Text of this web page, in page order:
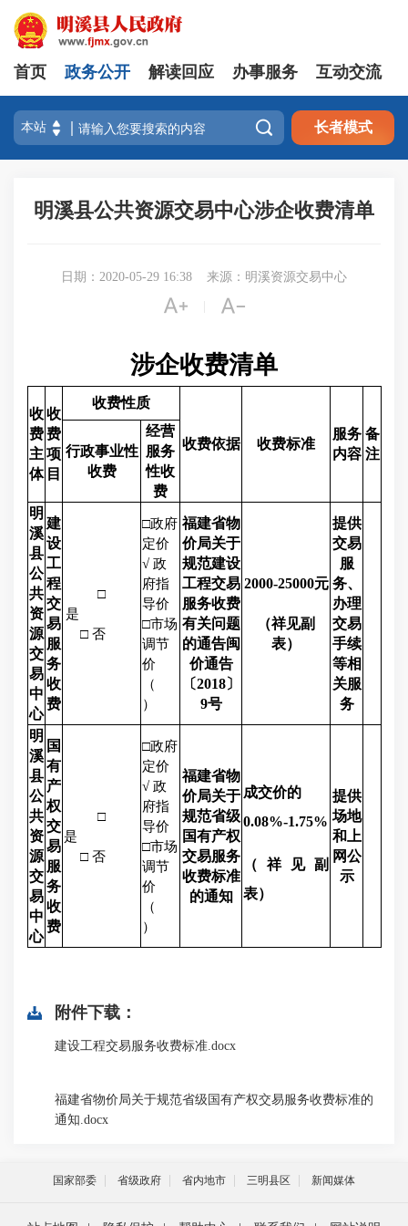
首页 政务公开 解读回应 办事服务 互动交流
 长者模式
明溪县公共资源交易中心涉企收费清单
日期：2020-05-29 16:38 来源：明溪资源交易中心
 
涉企收费清单
收
费
主
体
收
费
项
目
收费性质
收费依据 收费标准
服务
内容
备
注
行政事业性
收费
经营
服务
性收
费
明
溪
县
公
共
资
源
交
易
中
心
建
设
工
程
交
易
服
务
收
费
□
是
□ 否
□政府
定价
√ 政
府指
导价
□市场
调节
价
（
）
福建省物
价局关于
规范建设
工程交易
服务收费
有关问题
的通告闽
价通告
〔2018〕
9号
2000-25000元
（祥见副
表）
提供
交易
服
务、
办理
交易
手续
等相
关服
务
明
溪
县
公
共
资
源
交
易
中
心
国
有
产
权
交
易
服
务
收
费
□
是
□ 否
□政府
定价
√ 政
府指
导价
□市场
调节
价
（
）
福建省物
价局关于
规范省级
国有产权
交易服务
收费标准
的通知
成交价的
0.08%-1.75%
（祥见副
表）
提供
场地
和上
网公
示
附件下载：
建设工程交易服务收费标准.docx
福建省物价局关于规范省级国有产权交易服务收费标准的
通知.docx
国家部委 省级政府 省内地市 三明县区 新闻媒体